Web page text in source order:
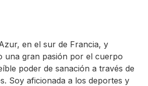
en el sur de Francia, y
una gran pasión por el cuerpo
poder de sanación a través de
Soy aficionada a los deportes y